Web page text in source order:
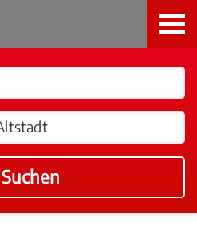
Suchen